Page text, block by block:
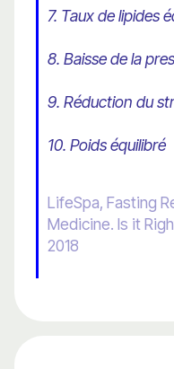
7. Taux de lipides
8. Baisse de la
9. Réduction du
10. Poids équilibré
LifeSpa, Fasting
Medicine. Is it
2018